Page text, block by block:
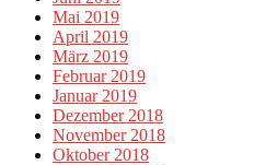
Mai 2019
April 2019
März 2019
Februar 2019
Januar 2019
Dezember 2018
November 2018
Oktober 2018